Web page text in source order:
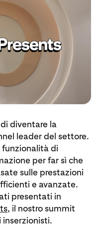
diventare la
leader del settore.
di
per far sì che
sulle prestazioni
e avanzate.
presentati in
, il nostro summit